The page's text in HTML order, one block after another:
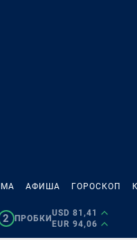
АФИША ГОРОСКОП
2 ПРОБКИ
USD 81,41
EUR 94,06